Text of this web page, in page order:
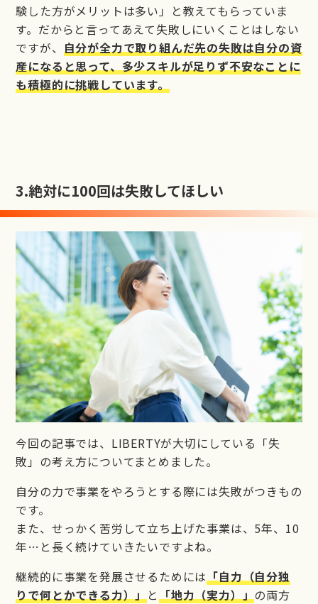
験した方がメリットは多い」と教えてもらっていま
す。だからと言ってあえて失敗しにいくことはしない
ですが、 自分が全力で取り組んだ先の失敗は自分の資
産になると思って、多少スキルが足りず不安なことに
も積極的に挑戦しています。
3.絶対に100回は失敗してほしい
今回の記事では、LIBERTYが大切にしている「失
敗」の考え方についてまとめました。
自分の力で事業をやろうとする際には失敗がつきもの
です。
また、せっかく苦労して立ち上げた事業は、5年、10
年…と長く続けていきたいですよね。
継続的に事業を発展させるためには「自力（自分独
りで何とかできる力）」と「地力（実力）」の両方